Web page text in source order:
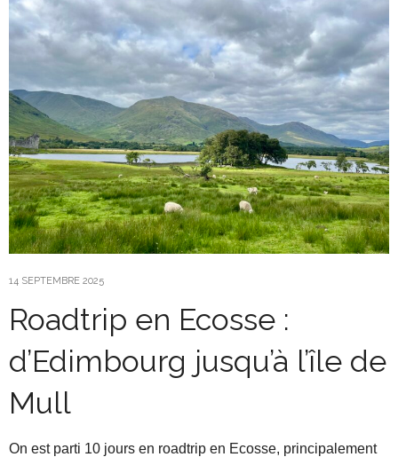
14 SEPTEMBRE 2025
Roadtrip en Ecosse :
d’Edimbourg jusqu’à l’île de
Mull
On est parti 10 jours en roadtrip en Ecosse, principalement